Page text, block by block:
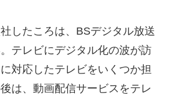
社したころは、BSデジタル放送
テレビにデジタル化の波が訪
対応したテレビをいくつか担
は、動画配信サービスをテレ